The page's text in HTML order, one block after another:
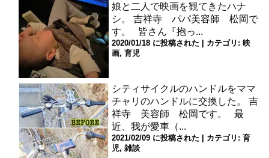
娘と二人で映画を観てきたハナ
シ。
吉祥寺 パパ美容師 松岡で
す。 皆さん『抱っ...
2020/01/18 に投稿された カテゴリ: 映
画, 育児
シティサイクルのハンドルをママ
チャリのハンドルに交換した。
吉
祥寺 美容師 松岡です。 最
近、我が愛車（...
2021/02/09 に投稿された カテゴリ: 育
児, 雑談